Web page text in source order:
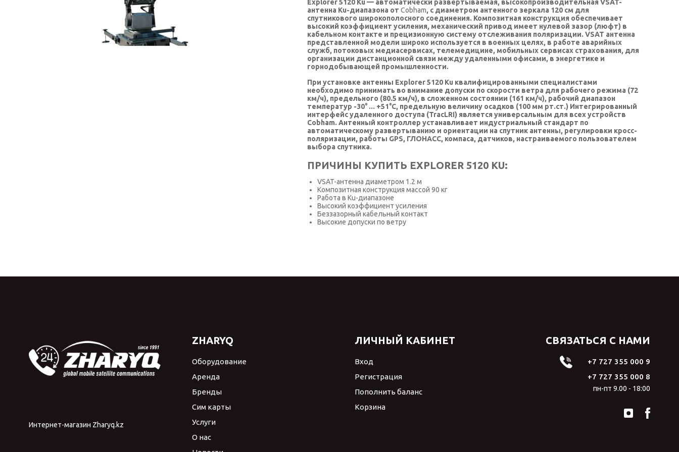
Explorer 5120 Ku — автоматически развертываемая, высокопроизводительная VSAT-
антенна Ku-диапазона от Cobham, с диаметром антенного зеркала 120 см для
спутникового широкополосного соединения. Композитная конструкция обеспечивает
высокий коэффициент усиления, механический привод имеет нулевой зазор (люфт) в
кабельном контакте и прецизионную систему отслеживания поляризации. VSAT антенна
представленной модели широко используется в военных целях, в работе аварийных
служб, потоковых медиасервисах, телемедицине, мобильных сервисах страхования, для
организации дистанционной связи между удаленными офисами, в энергетике и
горнодобывающей промышленности.
При установке антенны Explorer 5120 Ku квалифицированными специалистами
необходимо принимать во внимание допуски по скорости ветра для рабочего режима (72
км/ч), предельного (80.5 км/ч), в сложенном состоянии (161 км/ч), рабочий диапазон
температур -30° ... +51°C, предельную величину осадков (100 мм рт.ст.) Интегрированный
интерфейс удаленного доступа (TracLRI) является универсальным для всех устройств
Cobham. Антенный контроллер устанавливает индустриальный стандарт по
автоматическому развертыванию и ориентации на спутник антенны, регулировки кросс-
поляризации, работы GPS, ГЛОНАСС, компаса, датчиков, настраиваемого пользователем
выбора спутника.
ПРИЧИНЫ КУПИТЬ EXPLORER 5120 KU:
VSAT-антенна диаметром 1.2 м
Композитная конструкция массой 90 кг
Работа в Ku-диапазоне
Высокий коэффициент усиления
Беззазорный кабельный контакт
Высокие допуски по ветру
Интернет-магазин Zharyq.kz
ZHARYQ
Оборудование
Аренда
Бренды
Сим карты
Услуги
О нас
ЛИЧНЫЙ КАБИНЕТ
Вход
Регистрация
Пополнить баланс
Корзина
СВЯЗАТЬСЯ С НАМИ
+7 727 355 000 9
+7 727 355 000 8
пн-пт 9.00 - 18:00